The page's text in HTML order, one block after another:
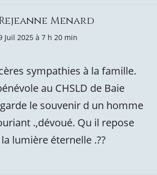
Menard
Juil 2025 à 7 h 20 min
sympathies à la famille.
au CHSLD de Baie
le souvenir d un homme
.,dévoué. Qu il repose
lumière éternelle .??